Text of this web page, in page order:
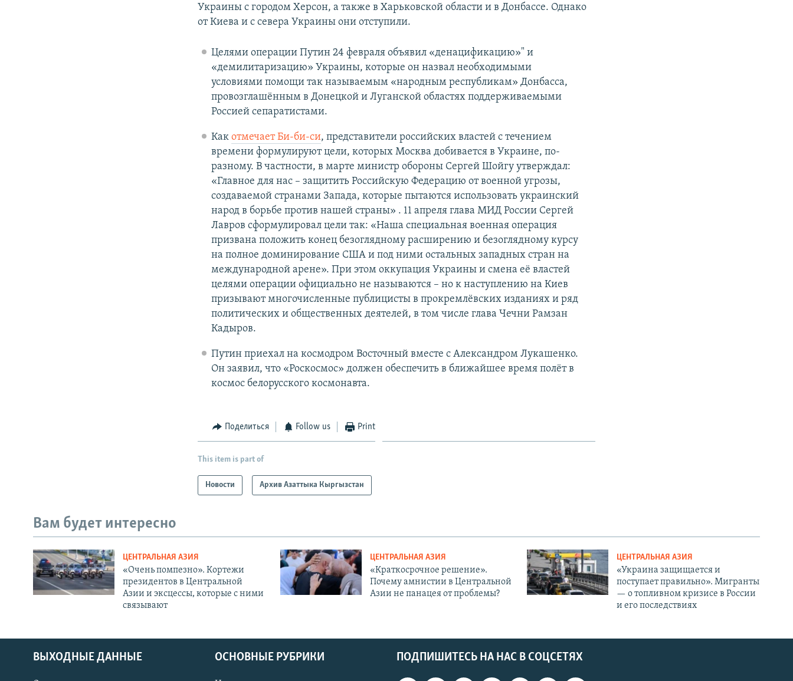
Украины с городом Херсон, а также в Харьковской области и в Донбассе. Однако
от Киева и с севера Украины они отступили.
Целями операции Путин 24 февраля объявил «денацификацию»" и
«демилитаризацию» Украины, которые он назвал необходимыми
условиями помощи так называемым «народным республикам» Донбасса,
провозглашённым в Донецкой и Луганской областях поддерживаемыми
Россией сепаратистами.
Как отмечает Би-би-си, представители российских властей с течением
времени формулируют цели, которых Москва добивается в Украине, по-
разному. В частности, в марте министр обороны Сергей Шойгу утверждал:
«Главное для нас – защитить Российскую Федерацию от военной угрозы,
создаваемой странами Запада, которые пытаются использовать украинский
народ в борьбе против нашей страны» . 11 апреля глава МИД России Сергей
Лавров сформулировал цели так: «Наша специальная военная операция
призвана положить конец безоглядному расширению и безоглядному курсу
на полное доминирование США и под ними остальных западных стран на
международной арене». При этом оккупация Украины и смена её властей
целями операции официально не называются – но к наступлению на Киев
призывают многочисленные публицисты в прокремлёвских изданиях и ряд
политических и общественных деятелей, в том числе глава Чечни Рамзан
Кадыров.
Путин приехал на космодром Восточный вместе с Александром Лукашенко.
Он заявил, что «Роскосмос» должен обеспечить в ближайшее время полёт в
космос белорусского космонавта.
Поделиться Follow us Print
This item is part of
Новости Архив Азаттыка Кыргызстан
Вам будет интересно
ЦЕНТРАЛЬНАЯ АЗИЯ
«Очень помпезно». Кортежи
президентов в Центральной
Азии и эксцессы, которые с ними
связывают
ЦЕНТРАЛЬНАЯ АЗИЯ
«Краткосрочное решение».
Почему амнистии в Центральной
Азии не панацея от проблемы?
ЦЕНТРАЛЬНАЯ АЗИЯ
«Украина защищается и
поступает правильно». Мигранты
— о топливном кризисе в России
и его последствиях
ПОДПИШИТЕСЬ НА НАС В СОЦСЕТЯХ
ВЫХОДНЫЕ ДАННЫЕ ОСНОВНЫЕ РУБРИКИ